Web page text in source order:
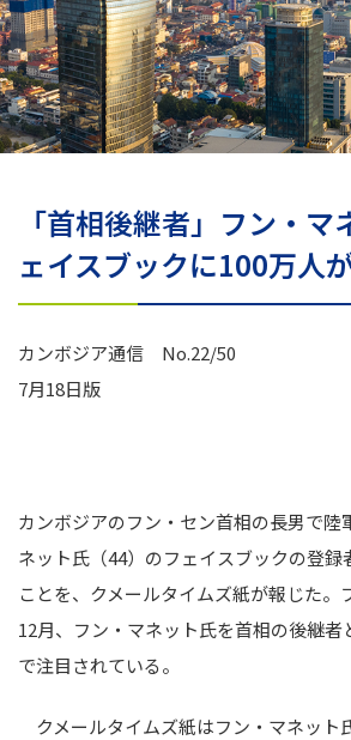
「首相後継者」フン・マ
ェイスブックに100万人
カンボジア通信 No.22/50
7月18日版
カンボジアのフン・セン首相の長男で陸
ネット氏（44）のフェイスブックの登録
ことを、クメールタイムズ紙が報じた。
12月、フン・マネット氏を首相の後継者
で注目されている。
クメールタイムズ紙はフン・マネット